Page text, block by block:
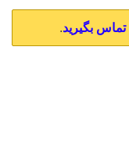
تماس بگیرید.